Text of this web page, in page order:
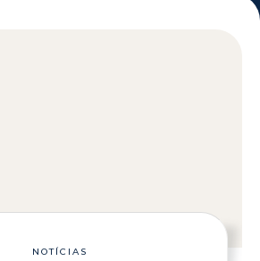
NOTÍCIAS